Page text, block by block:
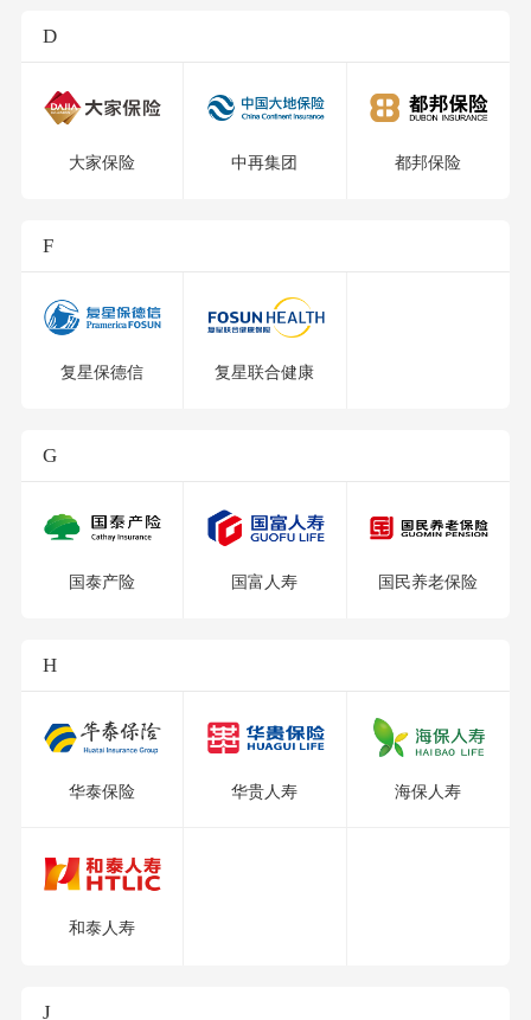
D
大家保险 中再集团 都邦保险
F
复星保德信 复星联合健康
G
国泰产险 国富人寿 国民养老保险
H
华泰保险 华贵人寿 海保人寿
和泰人寿
J